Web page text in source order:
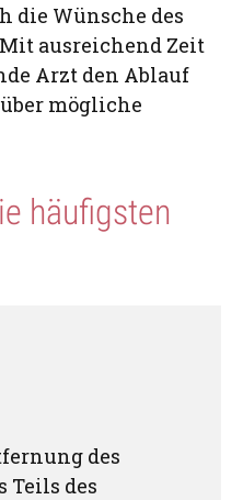
die Wünsche des
ausreichend Zeit
Arzt den Ablauf
mögliche
häufigsten
des
Teils des